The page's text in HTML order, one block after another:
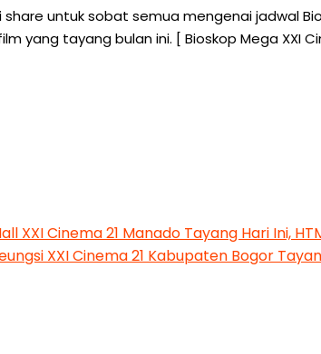
untuk sobat semua mengenai jadwal
yang tayang bulan ini. [ Bioskop Mega XXI
XXI Cinema 21 Manado Tayang Hari Ini,
XXI Cinema 21 Kabupaten Bogor